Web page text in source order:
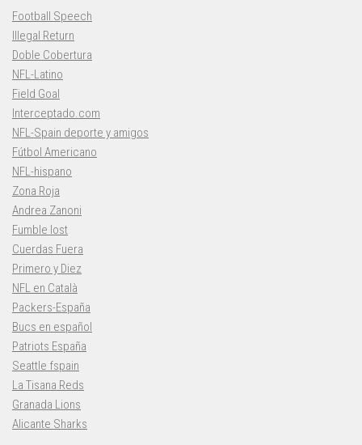
Football Speech
Illegal Return
Doble Cobertura
NFL-Latino
Field Goal
Interceptado.com
NFL-Spain deporte y amigos
Fútbol Americano
NFL-hispano
Zona Roja
Andrea Zanoni
Fumble lost
Cuerdas Fuera
Primero y Diez
NFL en Català
Packers-España
Bucs en español
Patriots España
Seattle fspain
La Tisana Reds
Granada Lions
Alicante Sharks